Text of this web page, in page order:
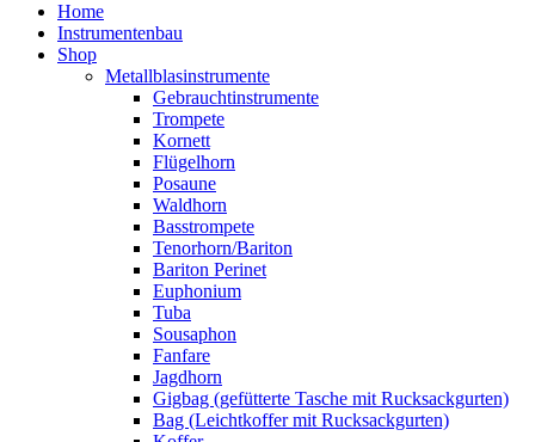
Home
Instrumentenbau
Shop
Metallblasinstrumente
Gebrauchtinstrumente
Trompete
Kornett
Flügelhorn
Posaune
Waldhorn
Basstrompete
Tenorhorn/Bariton
Bariton Perinet
Euphonium
Tuba
Sousaphon
Fanfare
Jagdhorn
Gigbag (gefütterte Tasche mit Rucksackgurten)
Bag (Leichtkoffer mit Rucksackgurten)